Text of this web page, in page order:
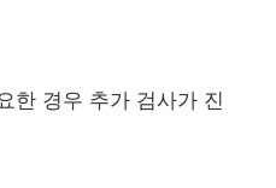
한 경우 추가 검사가 진